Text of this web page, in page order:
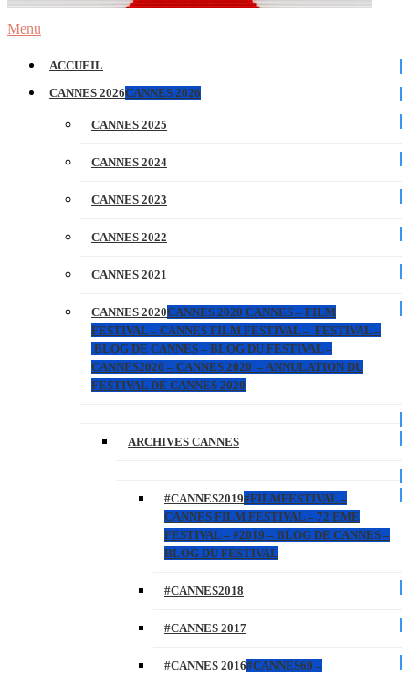
Menu
ACCUEIL
CANNES 2026CANNES 2026
CANNES 2025
CANNES 2024
CANNES 2023
CANNES 2022
CANNES 2021
CANNES 2020CANNES 2020 CANNES – FILM
FESTIVAL – CANNES FILM FESTIVAL – FESTIVAL –
BLOG DE CANNES – BLOG DU FESTIVAL –
CANNES2020 – CANNES 2020 – ANNULATION DU
FESTIVAL DE CANNES 2020
ARCHIVES CANNES
#CANNES2019#FILMFESTIVAL –
CANNES FILM FESTIVAL – 72 EME
FESTIVAL – #2019 – BLOG DE CANNES –
BLOG DU FESTIVAL
#CANNES2018
#CANNES 2017
#CANNES 2016#CANNES69 –